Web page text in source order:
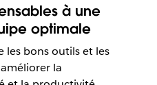
à une
optimale
les bons outils et les
la